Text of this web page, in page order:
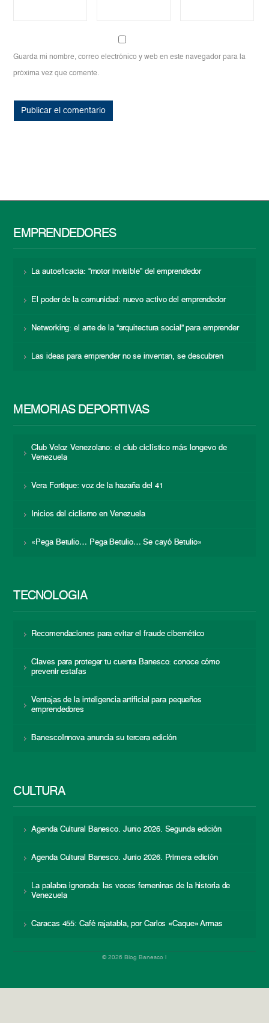
Guarda mi nombre, correo electrónico y web en este navegador para la
próxima vez que comente.
EMPRENDEDORES
La autoeficacia: “motor invisible” del emprendedor
El poder de la comunidad: nuevo activo del emprendedor
Networking: el arte de la “arquitectura social” para emprender
Las ideas para emprender no se inventan, se descubren
MEMORIAS DEPORTIVAS
Club Veloz Venezolano: el club ciclístico más longevo de
Venezuela
Vera Fortique: voz de la hazaña del 41
Inicios del ciclismo en Venezuela
«Pega Betulio… Pega Betulio… Se cayó Betulio»
TECNOLOGÍA
Recomendaciones para evitar el fraude cibernético
Claves para proteger tu cuenta Banesco: conoce cómo
prevenir estafas
Ventajas de la inteligencia artificial para pequeños
emprendedores
BanescoInnova anuncia su tercera edición
CULTURA
Agenda Cultural Banesco. Junio 2026. Segunda edición
Agenda Cultural Banesco. Junio 2026. Primera edición
La palabra ignorada: las voces femeninas de la historia de
Venezuela
Caracas 455: Café rajatabla, por Carlos «Caque» Armas
© 2026 Blog Banesco |